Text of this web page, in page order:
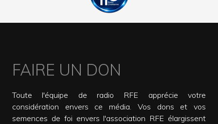
FAIRE UN DON
Toute l'équipe de radio RFE apprécie votre
considération envers ce média. Vos dons et vos
semences de foi envers l'association RFE élargissent